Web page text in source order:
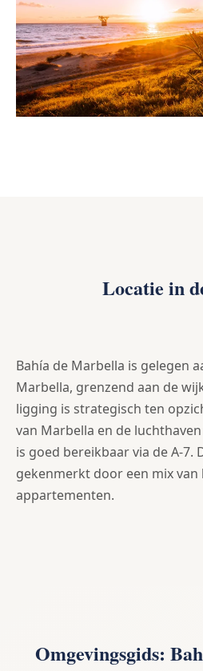
Locatie in
Bahía de Marbella is gelegen
Marbella, grenzend aan de
ligging is strategisch ten
van Marbella en de
is goed bereikbaar via de A-7.
gekenmerkt door een mix van
appartementen.
Omgevingsgids: